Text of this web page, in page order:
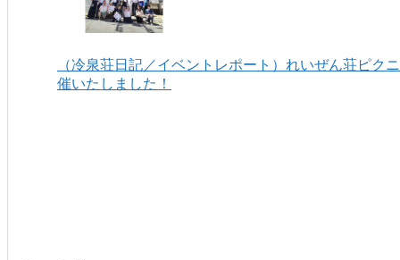
（冷泉荘日記／イベントレポート）れいぜん荘ピク
催いたしました！